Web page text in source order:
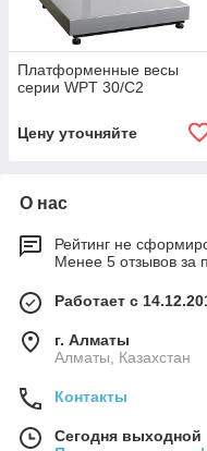
Платформенные весы
серии WPT 30/C2
Цену уточняйте
О нас
Рейтинг не
Менее 5 отзывов за
Работает с
г. Алматы
Алматы, Казахстан
Контакты
Сегодня выходной